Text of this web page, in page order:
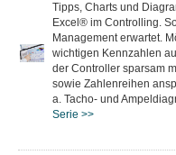
Tipps, Charts und
Excel® im Controlling.
Management erwartet.
wichtigen Kennzahlen
der Controller sparsam
sowie Zahlenreihen
a. Tacho- und
Serie >>